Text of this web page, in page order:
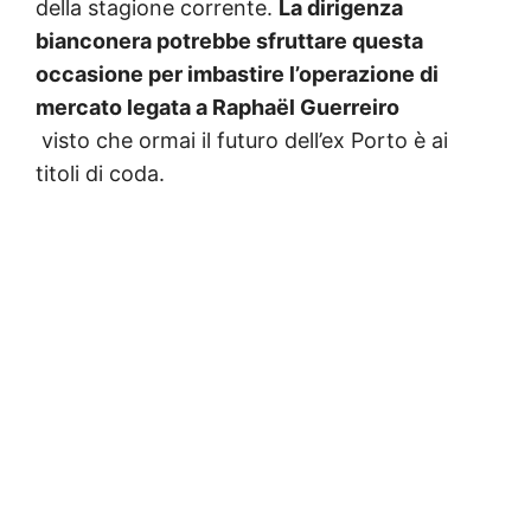
della stagione corrente. La dirigenza
bianconera potrebbe sfruttare questa
occasione per imbastire l’operazione di
mercato legata a Raphaël Guerreiro
visto che ormai il futuro dell’ex Porto è ai
titoli di coda.